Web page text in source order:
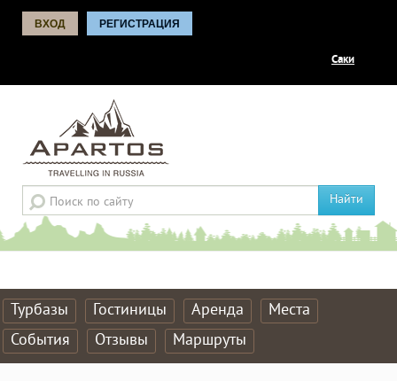
ВХОД РЕГИСТРАЦИЯ
Саки
Найти
Турбазы Гостиницы Аренда
Места
События
Отзывы Маршруты